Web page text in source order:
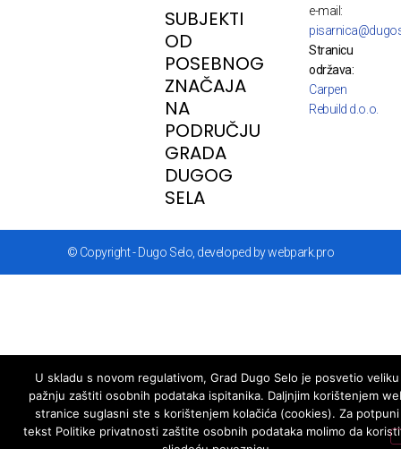
SUBJEKTI
OD
POSEBNOG
ZNAČAJA
NA
PODRUČJU
GRADA
DUGOG
SELA
e-mail:
Stranicu
održava:
Carpen
Rebuild d.o.o.
© Copyright - Dugo Selo, developed by webpark.pro
U skladu s novom regulativom, Grad Dugo Selo je posvetio veliku
pažnju zaštiti osobnih podataka ispitanika. Daljnjim korištenjem
stranice suglasni ste s korištenjem kolačića (cookies). Za potpuni
tekst Politike privatnosti zaštite osobnih podataka molimo da